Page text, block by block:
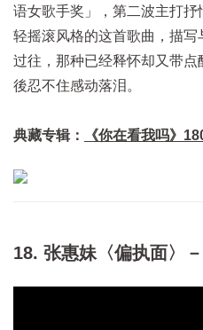
语女歌手奖」，第二波主打
轻摇滚风格的这首歌曲，描
过往，那种已经释怀却又带
後忍不住感动落泪。
典藏专辑： 《你在看我吗》
18. 张惠妹〈偏执面〉